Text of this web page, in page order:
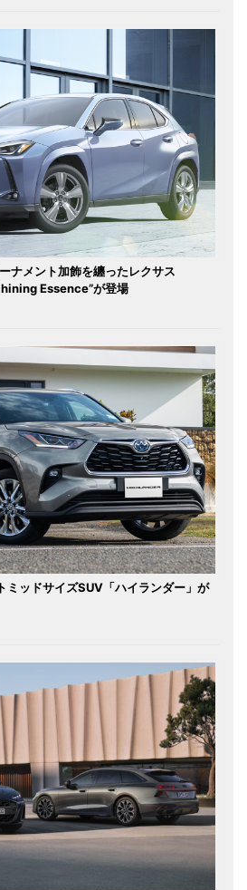
ナメント加飾を纏ったレクサス
Essence”が登場
ミッドサイズSUV「ハイランダー」が